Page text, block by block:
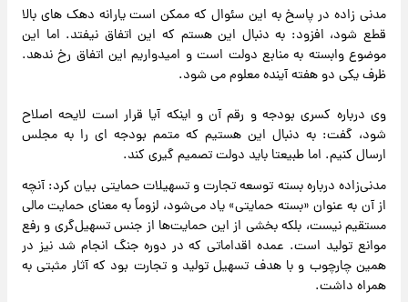
مدنی زاده در پاسخ به این سئوال که ممکن است یارانه دهک های بالا
قطع شود، افزود: به دنبال این هستم که این اتفاق نیفتد. اما این
موضوع وابسته به منابع دولت است و امیدواریم این اتفاق رخ ندهد.
ظرف یکی دو هفته آینده معلوم می شود.
وی درباره کسری بودجه و رقم آن و اینکه آیا قرار است لایحه اصلاح
شود، گفت: به دنبال این هستیم که متمم بودجه ای را به مجلس
ارسال کنیم. اما طبیعتا باید دولت تصمیم گیری کند.
مدنی‌زاده درباره بسته توسعه تجارت و تسهیلات حمایتی بیان کرد: آنچه
از آن به عنوان «بسته حمایتی» یاد می‌شود، لزوماً به معنای حمایت مالی
مستقیم نیست، بلکه بخشی از این حمایت‌ها از جنس تسهیل‌گری و رفع
موانع تولید است. عمده اقداماتی که در دوره جنگ انجام شد نیز در
همین چارچوب و با هدف تسهیل تولید و تجارت بود که آثار مثبتی به
همراه داشت.